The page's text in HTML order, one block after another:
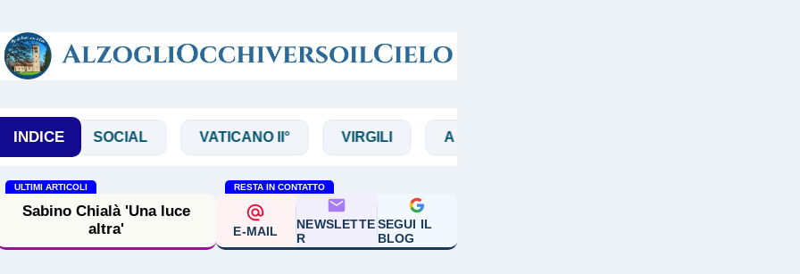
INDICE
SOCIAL VATICANO II° VIRGILI A CASO
ULTIMI ARTICOLI
Enzo Bianchi 'La
trasfigurazione mistero di
trasformazione'
RESTA IN CONTATTO
E-MAIL
NEWSLETTE
R
SEGUI IL
BLOG